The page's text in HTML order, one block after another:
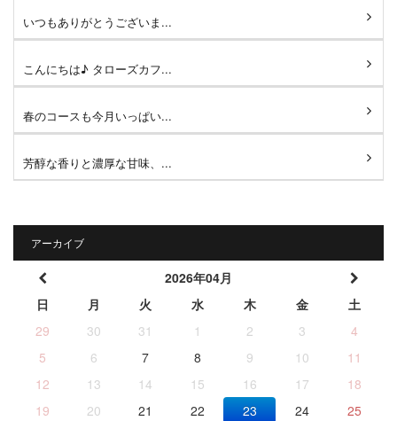
いつもありがとうございま...
こんにちは♪ タローズカフ...
春のコースも今月いっぱい...
芳醇な香りと濃厚な甘味、...
アーカイブ
2026年04月
日
月 火 水 木 金
土
29
30 31 1 2 3
4
5
6 7 8 9 10
11
12
13 14 15 16 17
18
19
20 21 22 23 24
25